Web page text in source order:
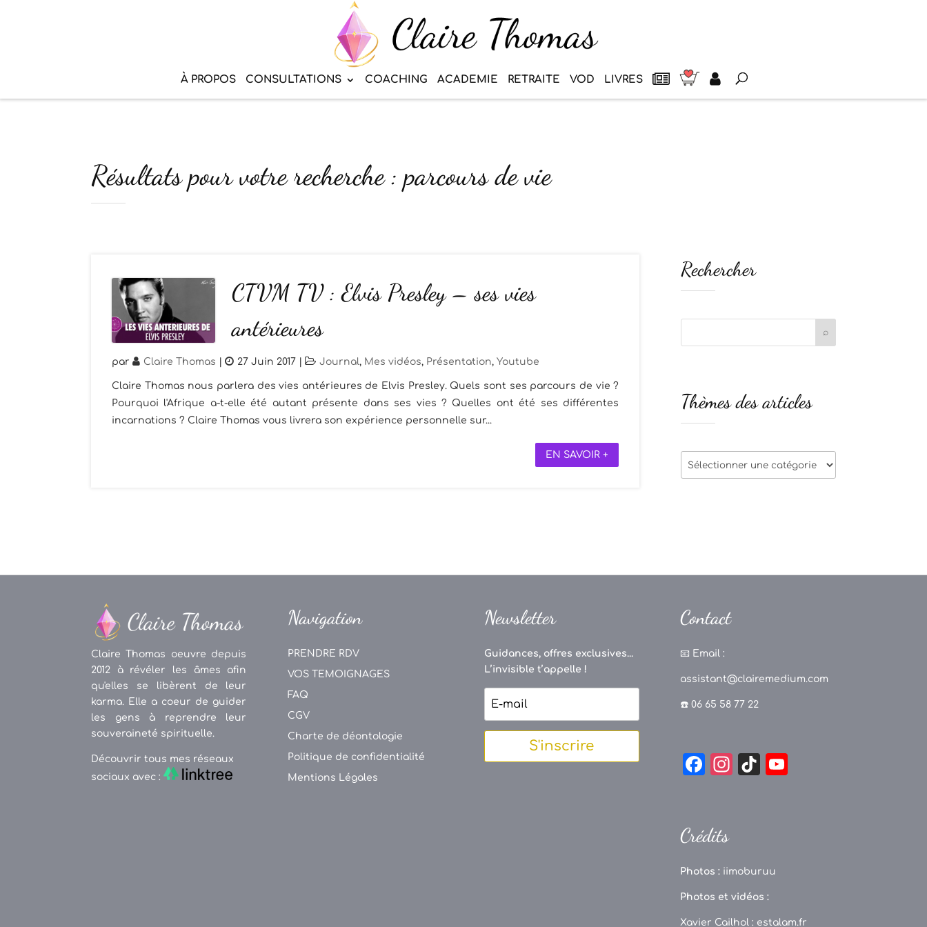
À PROPOS CONSULTATIONS COACHING ACADEMIE RETRAITE VOD LIVRES
Résultats pour votre recherche : parcours de vie
CTVM TV : Elvis Presley – ses vies
antérieures
par Claire Thomas | 27 Juin 2017 | Journal, Mes vidéos, Présentation, Youtube
Claire Thomas nous parlera des vies antérieures de Elvis Presley. Quels sont ses parcours de vie ?
Pourquoi l'Afrique a-t-elle été autant présente dans ses vies ? Quelles ont été ses différentes
incarnations ? Claire Thomas vous livrera son expérience personnelle sur...
EN SAVOIR +
Rechercher
Thèmes des articles
Thèmes
des
Claire Thomas oeuvre depuis
2012 à révéler les âmes afin
qu'elles se libèrent de leur
karma. Elle a coeur de guider
les gens à reprendre leur
souveraineté spirituelle.
Découvrir tous mes réseaux
sociaux avec :
Navigation
PRENDRE RDV
VOS TEMOIGNAGES
FAQ
CGV
Charte de déontologie
Politique de confidentialité
Mentions Légales
Newsletter
Guidances, offres exclusives...
L’invisible t’appelle !
S'inscrire
Contact
📧 Email :
assistant@clairemedium.com
☎️ 06 65 58 77 22
F
e
o
o
k
In
a
m
Ti
C
Crédits
Photos : iimoburuu
Photos et vidéos :
Xavier Cailhol : estalam.fr